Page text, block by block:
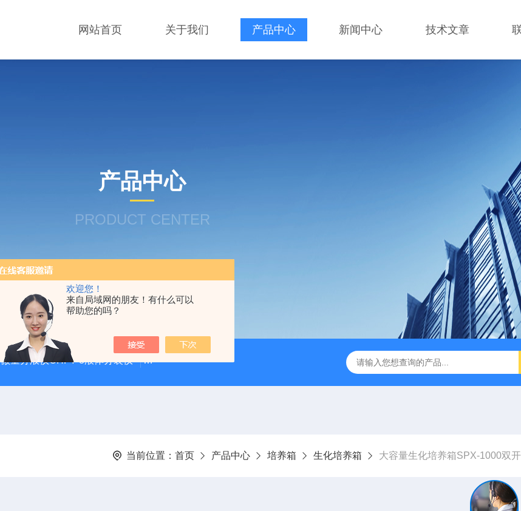
欢迎您！
来自局域网的朋友！有什么可以
帮助您的吗？
网站首页 关于我们 产品中心 新闻中心 技术文章
产品中心
PRODUCT CENTER
微量分液仪CHFY-8液体分装仪 全自动放射性水样蒸发浓缩赶酸仪ZDGS-8 厌氧手套箱YQX-I半自动厌氧培养箱
当前位置： 首页 产品中心 培养箱 生化培养箱 大容量生化培养箱SPX-1000双